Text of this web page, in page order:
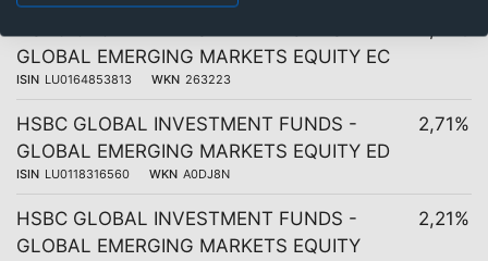
GLOBAL EMERGING MARKETS EQUITY EC
ISIN LU0164853813 WKN 263223
HSBC GLOBAL INVESTMENT FUNDS -
GLOBAL EMERGING MARKETS EQUITY ED
ISIN LU0118316560 WKN A0DJ8N
2,71%
HSBC GLOBAL INVESTMENT FUNDS -
GLOBAL EMERGING MARKETS EQUITY
2,21%